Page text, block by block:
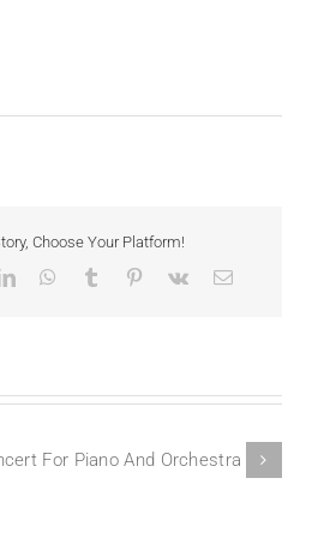
Choose Your Platform!
LinkedInWhatsApp
Tumblr Pinterest
Vk
E-